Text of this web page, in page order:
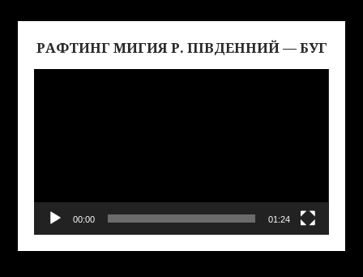
РАФТИНГ МИГИЯ Р. ПІВДЕННИЙ — БУГ
00:00 01:24